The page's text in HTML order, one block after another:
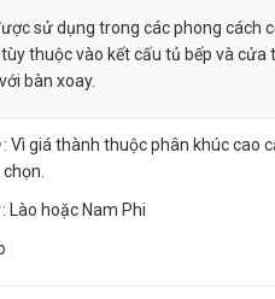
sử dụng trong các phong cách
tùy thuộc vào kết cấu tủ bếp và cửa
bàn xoay.
: Vì giá thành thuộc phân khúc cao
: Lào hoặc Nam Phi